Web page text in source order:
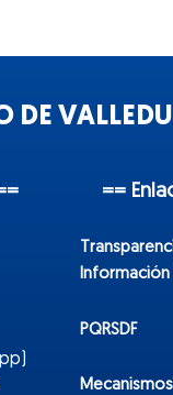
==
Información
PQRSDF